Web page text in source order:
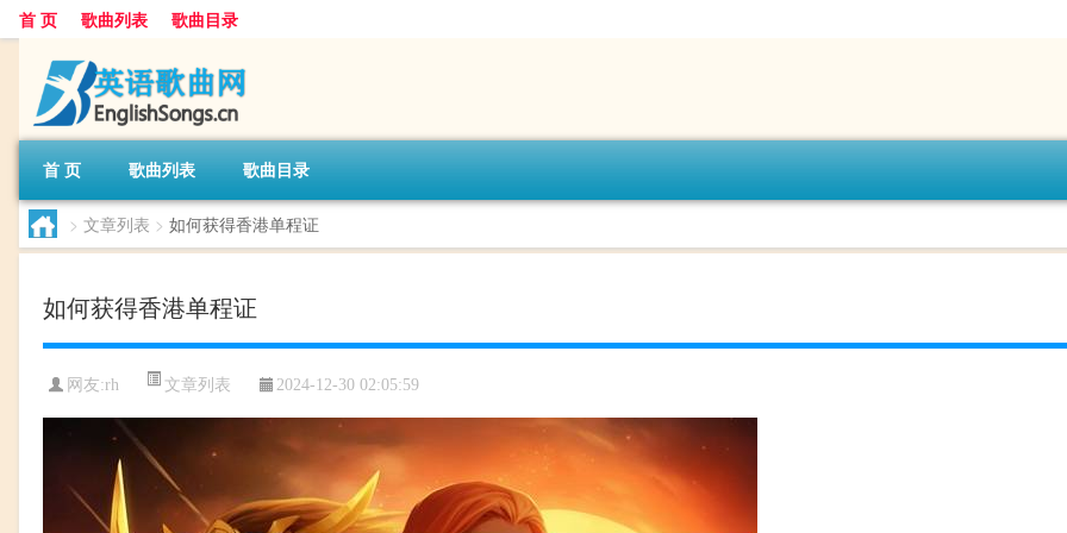
首 页 歌曲列表 歌曲目录
首 页 歌曲列表 歌曲目录
> 文章列表 > 如何获得香港单程证
如何获得香港单程证
网友:rh 文章列表 2024-12-30 02:05:59